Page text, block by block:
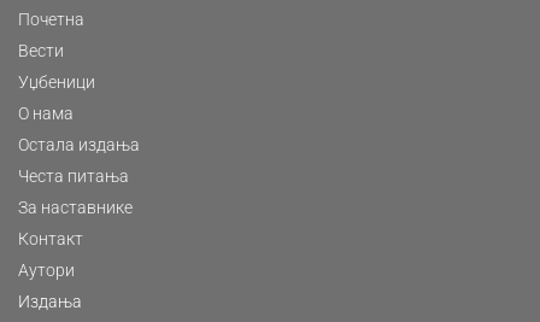
Почетна
Вести
Уџбеници
О нама
Остала издања
Честа питања
За наставнике
Контакт
Аутори
Издања